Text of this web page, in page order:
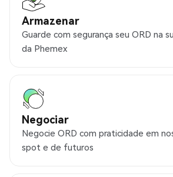
Armazenar
Guarde com segurança seu ORD na
da Phemex
Negociar
Negocie ORD com praticidade em
spot e de futuros